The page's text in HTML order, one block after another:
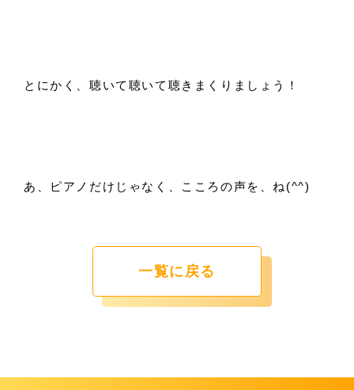
とにかく、聴いて聴いて聴きまくりましょう！
あ、ピアノだけじゃなく、こころの声を、ね(^^)
一覧に戻る